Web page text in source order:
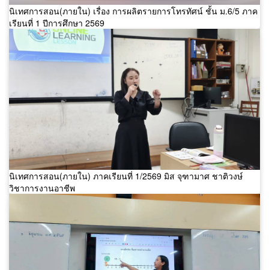
นิเทศการสอน(ภายใน) เรื่อง การผลิตรายการโทรทัศน์ ชั้น ม.6/5 ภาค
เรียนที่ 1 ปีการศึกษา 2569
นิเทศการสอน(ภายใน) ภาคเรียนที่ 1/2569 มิส จุฑามาศ ชาติวงษ์
วิชาการงานอาชีพ